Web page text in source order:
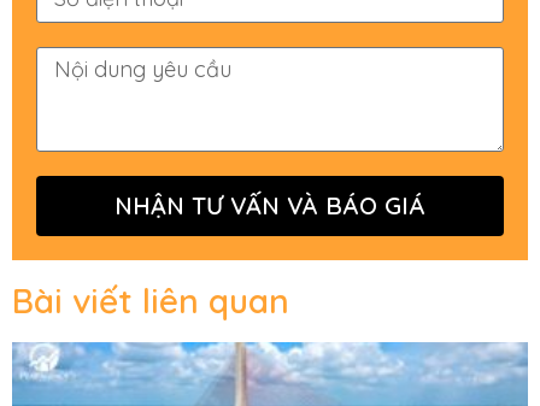
NHẬN TƯ VẤN VÀ BÁO GIÁ
Bài viết liên quan